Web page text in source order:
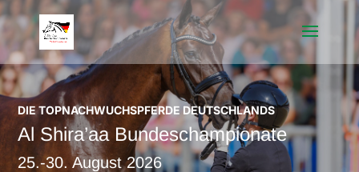
DIE TOPNACHWUCHSPFERDE DEUTSCHLANDS
Al Shira’aa Bundeschampionate
25.-30. August 2026